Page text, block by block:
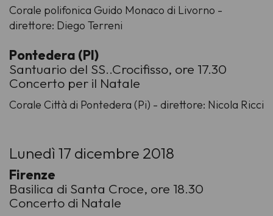
Corale polifonica Guido Monaco di Livorno -
direttore: Diego Terreni
Pontedera (PI)
Santuario del SS..Crocifisso, ore 17.30
Concerto per il Natale
Corale Città di Pontedera (Pi) - direttore: Nicola Ricci
Lunedì 17 dicembre 2018
Firenze
Basilica di Santa Croce, ore 18.30
Concerto di Natale